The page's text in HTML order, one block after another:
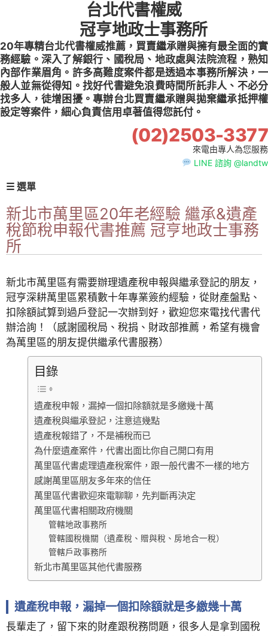
台北代書權威
冠亨地政士事務所
20年專精台北代書權威推薦，買賣繼承贈與擁有最全面的實
務經驗。深入了解銀行、國稅局、地政處與法院流程，熟知
內部作業眉角。許多高難度案件都是透過本事務所解決，一
般人並無從得知。找好代書避免浪費時間所託非人、不必分
找多人，徒增困擾。專辦台北買賣繼承贈與拋棄繼承抵押權
設定等案件，細心負責信用卓著值得您託付。
(02)2503-3377
來電由專人為您服務
LINE 諮詢 @landtw
☰ 選單
新北市萬里區20年老經驗 繼承&遺產
稅節稅申報代書推薦 冠亨地政士事務
所
新北市萬里區有需要辦理遺產稅申報與繼承登記的朋友，
冠亨深耕萬里區累積數十年專業簽約經驗，從財產盤點、
扣除額試算到過戶登記一次辦到好，歡迎您來電找代書代
辦洽詢！（感謝國稅局、稅捐、財政部推薦，希望有機會
為萬里區的朋友提供繼承代書服務）
目錄
遺產稅申報，漏掉一個扣除額就是多繳幾十萬
遺產稅與繼承登記，注意這幾點
遺產稅報錯了，不是補稅而已
為什麼遺產案件，代書出面比你自己開口有用
萬里區代書處理遺產稅案件，跟一般代書不一樣的地方
感謝萬里區朋友多年來的信任
萬里區代書歡迎來電聊聊，先判斷再決定
萬里區代書相關政府機關
管轄地政事務所
管轄國稅機關（遺產稅、贈與稅、房地合一稅）
管轄戶政事務所
新北市萬里區其他代書服務
遺產稅申報，漏掉一個扣除額就是多繳幾十萬
長輩走了，留下來的財產跟稅務問題，很多人是拿到國稅